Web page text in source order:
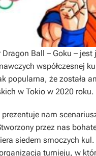
Dragon Ball – Goku – jest
współczesnej
popularna, że została
w Tokio w 2020 roku.
prezentuje nam
przez nas
siedem smoczych
turnieju, w